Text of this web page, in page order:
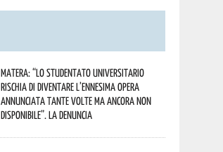
Matera: “Lo studentato universitario
rischia di diventare l’ennesima opera
annunciata tante volte ma ancora non
disponibile”. La denuncia